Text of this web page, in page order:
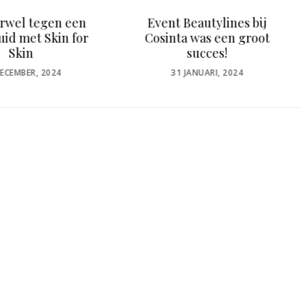
Beautylines bij
was een groot
succes!
JANUARI, 2024
Ontdek de magie van
Spijsverteringsenzyme
n voor een Stralende
Huid!